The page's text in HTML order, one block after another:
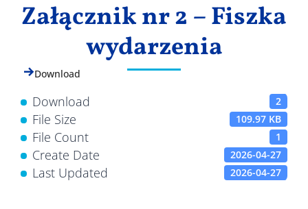
Załącznik nr 2 – Fiszka
wydarzenia
Download
Download 2
File Size 109.97 KB
File Count 1
Create Date 2026-04-27
Last Updated 2026-04-27